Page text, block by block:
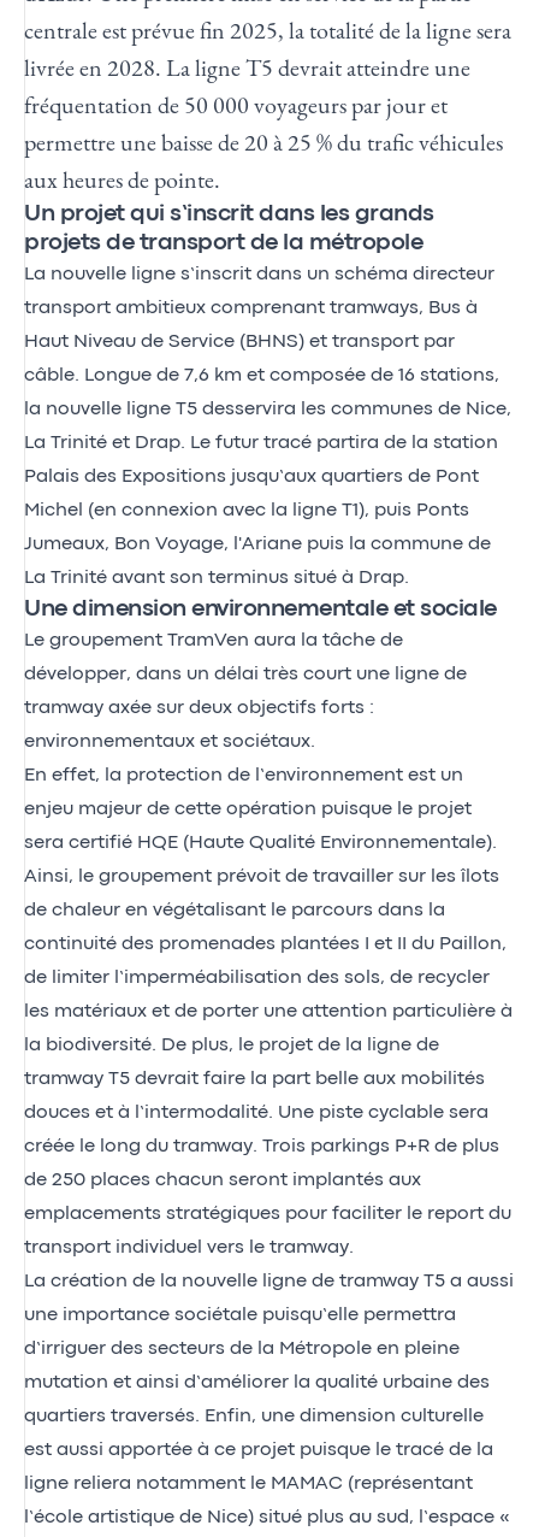
centrale est prévue fin 2025, la totalité de la ligne sera
livrée en 2028. La ligne T5 devrait atteindre une
fréquentation de 50 000 voyageurs par jour et
permettre une baisse de 20 à 25 % du trafic véhicules
aux heures de pointe.
Un projet qui s’inscrit dans les grands
projets de transport de la métropole
La nouvelle ligne s’inscrit dans un schéma directeur
transport ambitieux comprenant tramways, Bus à
Haut Niveau de Service (BHNS) et transport par
câble. Longue de 7,6 km et composée de 16 stations,
la nouvelle ligne T5 desservira les communes de Nice,
La Trinité et Drap. Le futur tracé partira de la station
Palais des Expositions jusqu’aux quartiers de Pont
Michel (en connexion avec la ligne T1), puis Ponts
Jumeaux, Bon Voyage, l'Ariane puis la commune de
La Trinité avant son terminus situé à Drap.
Une dimension environnementale et sociale
Le groupement TramVen aura la tâche de
développer, dans un délai très court une ligne de
tramway axée sur deux objectifs forts :
environnementaux et sociétaux.
En effet, la protection de l’environnement est un
enjeu majeur de cette opération puisque le projet
sera certifié HQE (Haute Qualité Environnementale).
Ainsi, le groupement prévoit de travailler sur les îlots
de chaleur en végétalisant le parcours dans la
continuité des promenades plantées I et II du Paillon,
de limiter l’imperméabilisation des sols, de recycler
les matériaux et de porter une attention particulière à
la biodiversité. De plus, le projet de la ligne de
tramway T5 devrait faire la part belle aux mobilités
douces et à l’intermodalité. Une piste cyclable sera
créée le long du tramway. Trois parkings P+R de plus
de 250 places chacun seront implantés aux
emplacements stratégiques pour faciliter le report du
transport individuel vers le tramway.
La création de la nouvelle ligne de tramway T5 a aussi
une importance sociétale puisqu’elle permettra
d’irriguer des secteurs de la Métropole en pleine
mutation et ainsi d’améliorer la qualité urbaine des
quartiers traversés. Enfin, une dimension culturelle
est aussi apportée à ce projet puisque le tracé de la
ligne reliera notamment le MAMAC (représentant
l’école artistique de Nice) situé plus au sud, l’espace «